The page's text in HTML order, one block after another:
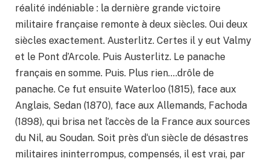
réalité indéniable : la dernière grande victoire
militaire française remonte à deux siècles. Oui deux
siècles exactement. Austerlitz. Certes il y eut Valmy
et le Pont d’Arcole. Puis Austerlitz. Le panache
français en somme. Puis. Plus rien….drôle de
panache. Ce fut ensuite Waterloo (1815), face aux
Anglais, Sedan (1870), face aux Allemands, Fachoda
(1898), qui brisa net l’accès de la France aux sources
du Nil, au Soudan. Soit près d‘un siècle de désastres
militaires ininterrompus, compensés, il est vrai, par